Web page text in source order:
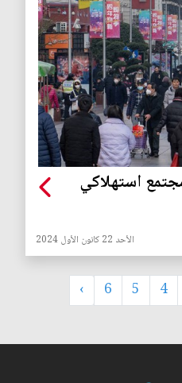
استهلاكي
الأحد 22 كانون الأول 2024
4
5
6
›